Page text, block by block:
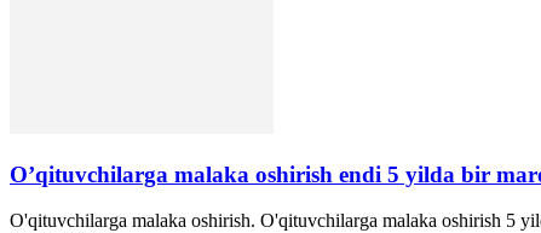
O’qituvchilarga malaka oshirish endi 5 yilda bir
O'qituvchilarga malaka oshirish. O'qituvchilarga malaka oshirish 5